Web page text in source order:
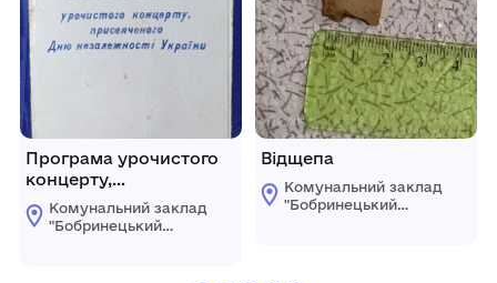
Програма урочистого
концерту,
присвяченого Дню
незалежності України
Комунальний заклад
"Бобринецький
Відщепа
Комунальний заклад
"Бобринецький